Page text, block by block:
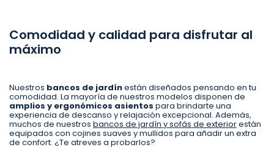
Comodidad y calidad para disfrutar al
máximo
Nuestros bancos de jardínestán diseñados pensando en tu
comodidad. La mayoría de nuestros modelos disponen de
amplios y ergonómicos asientos para brindarte una
experiencia de descanso y relajación excepcional. Además,
muchos de nuestros bancos de jardín y sofás de exteriorestán
equipados con cojines suaves y mullidos para añadir un extra
de confort. ¿Te atreves a probarlos?